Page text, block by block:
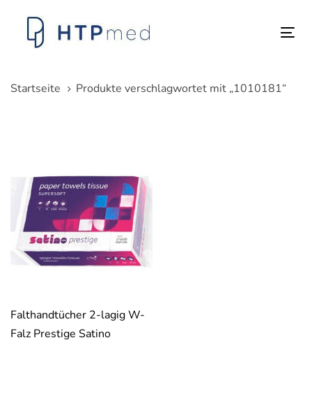
überspringen
springen
Startseite
Produkte verschlagwortet mit „1010181“
Falthandtücher 2-lagig W-
Falz Prestige Satino